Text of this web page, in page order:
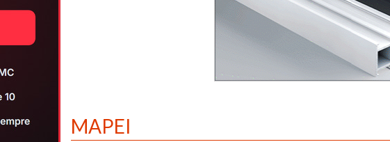
MAPEI